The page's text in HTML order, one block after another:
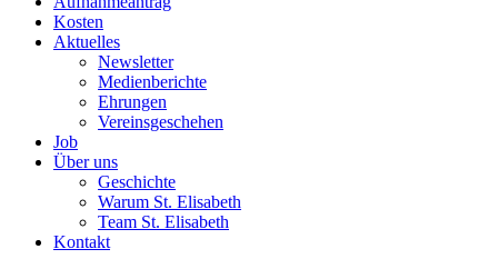
Kosten
Aktuelles
Newsletter
Medienberichte
Ehrungen
Vereinsgeschehen
Job
Über uns
Geschichte
Warum St. Elisabeth
Team St. Elisabeth
Kontakt